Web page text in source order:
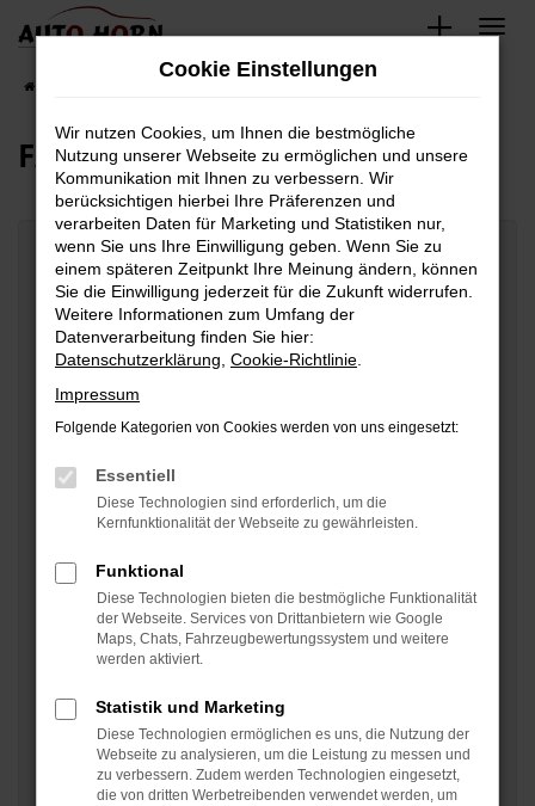
Zum
springen
Fahrzeuganfrage
FAHRZEUGANFRAGE
Fahrzeugdaten
Hersteller*
Modell
Fahrzeugtyp auswählen
Fahrzeugzustand auswählen
Getriebe auswählen
Cookie Einstellungen
Wir nutzen Cookies, um Ihnen die bestmögliche
Nutzung unserer Webseite zu ermöglichen und unsere
Kommunikation mit Ihnen zu verbessern. Wir
berücksichtigen hierbei Ihre Präferenzen und
verarbeiten Daten für Marketing und Statistiken nur,
wenn Sie uns Ihre Einwilligung geben. Wenn Sie zu
einem späteren Zeitpunkt Ihre Meinung ändern, können
Sie die Einwilligung jederzeit für die Zukunft widerrufen.
Weitere Informationen zum Umfang der
Datenverarbeitung finden Sie hier:
Datenschutzerklärung Cookie-Richtlinie
Impressum
Folgende Kategorien von Cookies werden von uns eingesetzt:
Essentiell
Diese Technologien sind erforderlich, um die
Kernfunktionalität der Webseite zu gewährleisten.
Funktional
Diese Technologien bieten die bestmögliche Funktionalität
der Webseite. Services von Drittanbietern wie Google
Maps, Chats, Fahrzeugbewertungssystem und weitere
werden aktiviert.
Statistik und Marketing
Diese Technologien ermöglichen es uns, die Nutzung der
Webseite zu analysieren, um die Leistung zu messen und
zu verbessern. Zudem werden Technologien eingesetzt,
die von dritten Werbetreibenden verwendet werden, um